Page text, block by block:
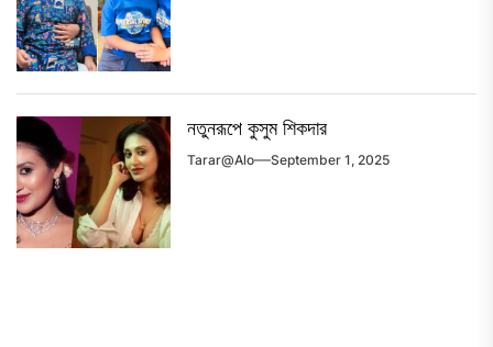
নতুনরূপে কুসুম শিকদার
Tarar@alo September 1, 2025